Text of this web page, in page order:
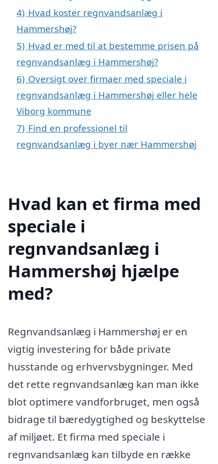
4) Hvad koster regnvandsanlæg i
Hammershøj?
5) Hvad er med til at bestemme prisen på
regnvandsanlæg i Hammershøj?
6) Oversigt over firmaer med speciale i
regnvandsanlæg i Hammershøj eller hele
Viborg kommune
7) Find en professionel til
regnvandsanlæg i byer nær Hammershøj
Hvad kan et firma med
speciale i
regnvandsanlæg i
Hammershøj hjælpe
med?
Regnvandsanlæg i Hammershøj er en
vigtig investering for både private
husstande og erhvervsbygninger. Med
det rette regnvandsanlæg kan man ikke
blot optimere vandforbruget, men også
bidrage til bæredygtighed og beskyttelse
af miljøet. Et firma med speciale i
regnvandsanlæg kan tilbyde en række